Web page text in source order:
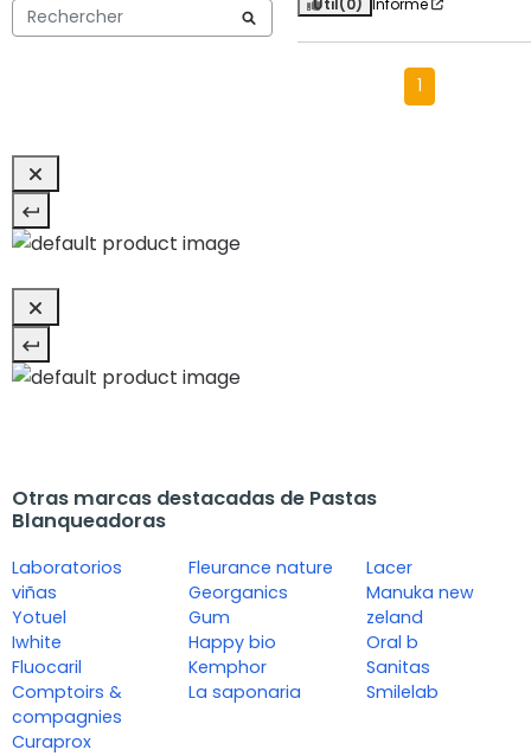
1
Otras marcas destacadas de Pastas
Blanqueadoras
Laboratorios
viñas
Yotuel
Iwhite
Fluocaril
Comptoirs &
compagnies
Curaprox
Fleurance nature
Georganics
Gum
Happy bio
Kemphor
La saponaria
Lacer
Manuka new
zeland
Oral b
Sanitas
Smilelab